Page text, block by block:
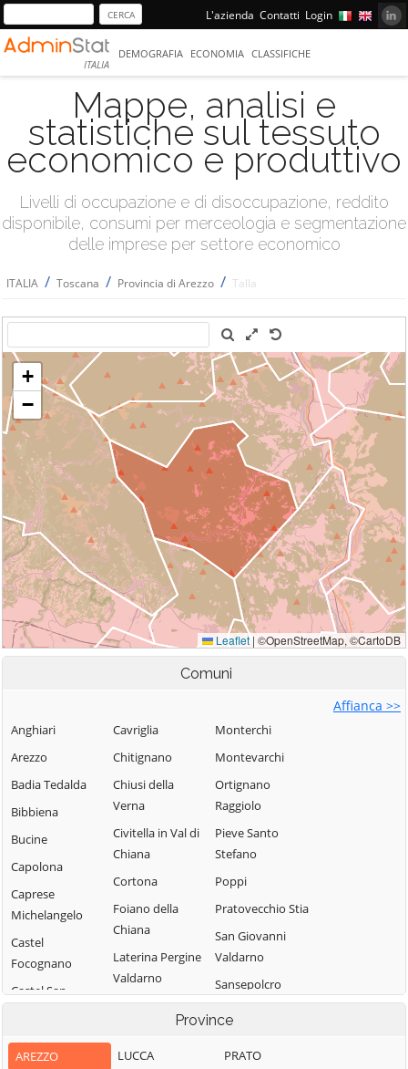
L'azienda Contatti Login
ITALIA
DEMOGRAFIA ECONOMIA CLASSIFICHE
Mappe, analisi e
statistiche sul tessuto
economico e produttivo
Livelli di occupazione e di disoccupazione, reddito
disponibile, consumi per merceologia e segmentazione
delle imprese per settore economico
ITALIA / Toscana / Provincia di Arezzo / Talla
Comuni
Affianca >>
Anghiari
Arezzo
Badia Tedalda
Bibbiena
Bucine
Capolona
Caprese
Michelangelo
Castel
Focognano
Castel San
Castelfranco
Piandiscò
Cavriglia
Chitignano
Chiusi della
Verna
Civitella in Val di
Chiana
Cortona
Foiano della
Chiana
Laterina Pergine
Valdarno
Loro Ciuffenna
Marciano della
Monterchi
Montevarchi
Ortignano
Raggiolo
Pieve Santo
Stefano
Poppi
Pratovecchio Stia
San Giovanni
Valdarno
Sansepolcro
Province
AREZZO
LUCCA
PRATO